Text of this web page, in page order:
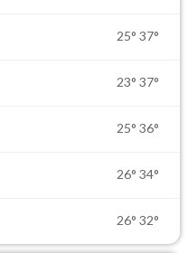
25° 37°
23° 37°
25° 36°
26° 34°
26° 32°